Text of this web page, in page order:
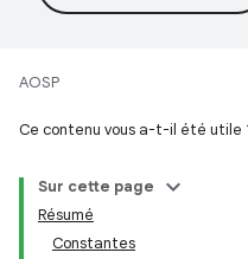
AOSP
Ce contenu vous a-t-il été utile
Sur cette page
Résumé
Constantes